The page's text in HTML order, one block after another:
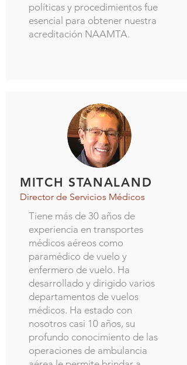
políticas y procedimientos fue
esencial para obtener nuestra
acreditación NAAMTA.
MITCH STANALAND
Director de Servicios Médicos
Tiene más de 30 años de
experiencia en transportes
médicos aéreos como
paramédico de vuelo y
enfermero de vuelo. Ha
desarrollado y dirigido varios
departamentos de vuelos
médicos. Ha estado con
nosotros casi 10 años, su
profundo conocimiento de las
operaciones de ambulancia